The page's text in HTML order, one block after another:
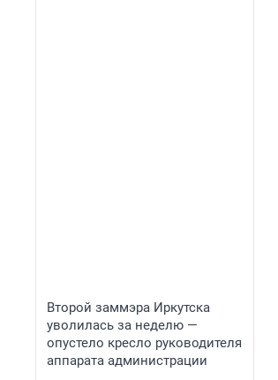
Второй заммэра Иркутска
уволилась за неделю —
опустело кресло руководителя
аппарата администрации